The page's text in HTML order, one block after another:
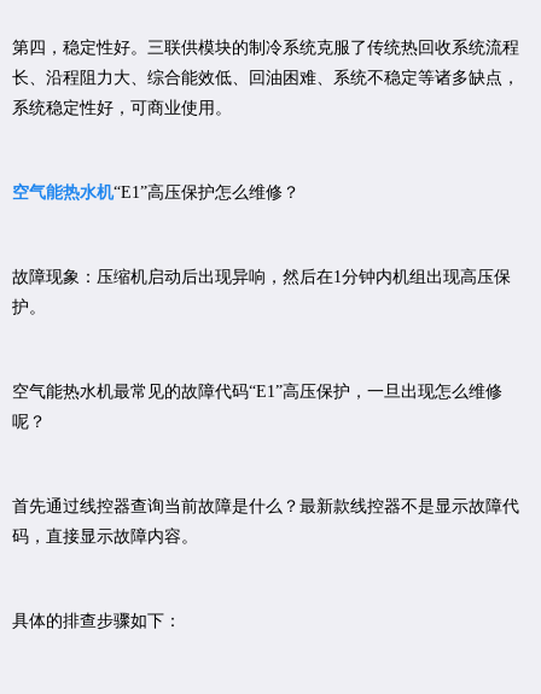
第四，稳定性好。三联供模块的制冷系统克服了传统热回收系统流程
长、沿程阻力大、综合能效低、回油困难、系统不稳定等诸多缺点，
系统稳定性好，可商业使用。
空气能热水机“E1”高压保护怎么维修？
故障现象：压缩机启动后出现异响，然后在1分钟内机组出现高压保
护。
空气能热水机最常见的故障代码“E1”高压保护，一旦出现怎么维修
呢？
首先通过线控器查询当前故障是什么？最新款线控器不是显示故障代
码，直接显示故障内容。
具体的排查步骤如下：